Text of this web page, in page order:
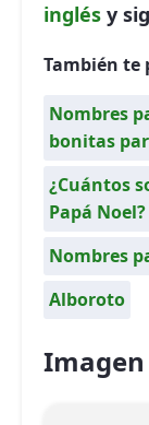
inglés y
También te
Nombres
bonitas
¿Cuántos
Papá Noel?
Nombres
Alboroto